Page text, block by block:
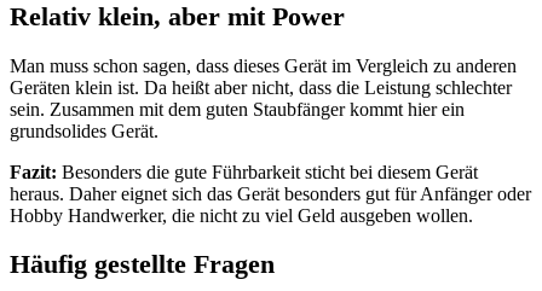
Relativ klein, aber mit Power
Man muss schon sagen, dass dieses Gerät im Vergleich zu anderen
Geräten klein ist. Da heißt aber nicht, dass die Leistung schlechter
sein. Zusammen mit dem guten Staubfänger kommt hier ein
grundsolides Gerät.
Fazit: Besonders die gute Führbarkeit sticht bei diesem Gerät
heraus. Daher eignet sich das Gerät besonders gut für Anfänger oder
Hobby Handwerker, die nicht zu viel Geld ausgeben wollen.
Häufig gestellte Fragen